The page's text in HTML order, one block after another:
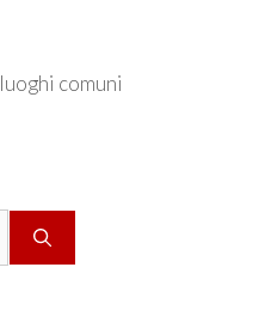
luoghi comuni